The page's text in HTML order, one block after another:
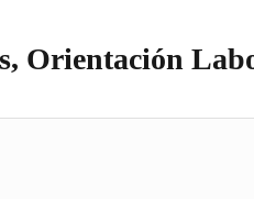
Orientación